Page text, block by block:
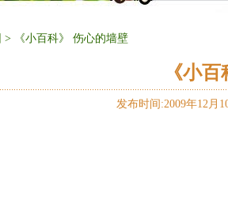
> 《小百科》 伤心的墙壁
《小
发布时间:2009年12月